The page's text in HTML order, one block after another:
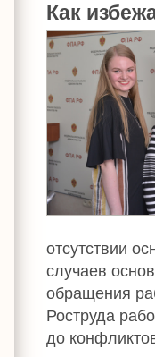
Как
отсутствии
случаев
обращения
Роструда
до